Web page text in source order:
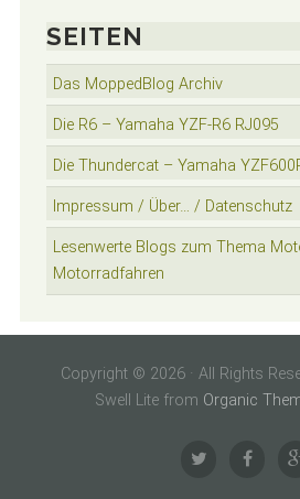
SEITEN
Das MoppedBlog Archiv
Die R6 – Yamaha YZF-R6 RJ095
Die Thundercat – Yamaha
Impressum / Über… / Datenschutz
Lesenwerte Blogs zum Thema
Motorradfahren
Copyright © 2026 · All Rights
Swell Lite from Organic